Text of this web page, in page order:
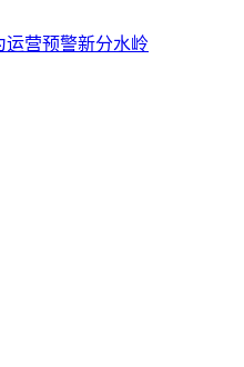
运营预警新分水岭